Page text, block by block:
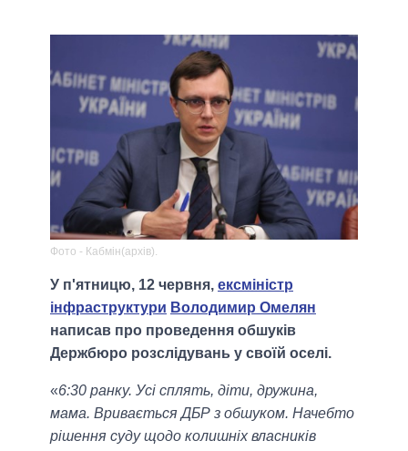
Фото - Кабмін(архів).
У п'ятницю, 12 червня, ексміністр
інфраструктури Володимир Омелян
написав про проведення обшуків
Держбюро розслідувань у своїй оселі.
«6:30 ранку. Усі сплять, діти, дружина,
мама. Вривається ДБР з обшуком. Начебто
рішення суду щодо колишніх власників